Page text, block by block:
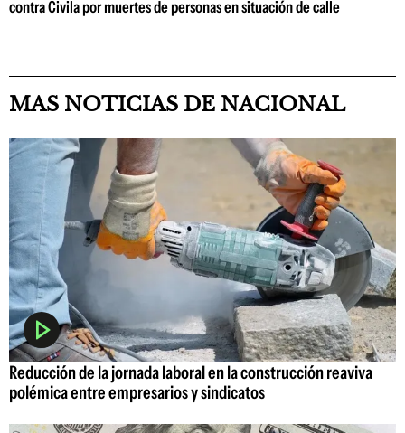
contra Civila por muertes de personas en situación de calle
MAS NOTICIAS DE NACIONAL
Reducción de la jornada laboral en la construcción reaviva
polémica entre empresarios y sindicatos